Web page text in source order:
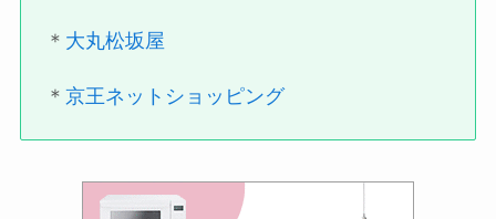
＊ 大丸松坂屋
＊京王ネットショッピング